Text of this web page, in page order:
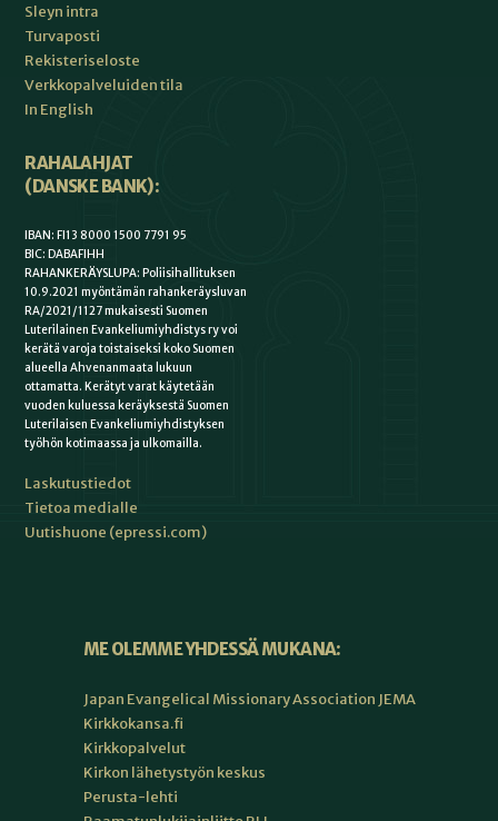
Sleyn intra
Turvaposti
Rekisteriseloste
Verkkopalveluiden tila
In English
RAHALAHJAT
(DANSKE BANK):
IBAN: FI13 8000 1500 7791 95
BIC: DABAFIHH
RAHANKERÄYSLUPA: Poliisihallituksen
10.9.2021 myöntämän rahankeräysluvan
RA/2021/1127 mukaisesti Suomen
Luterilainen Evankeliumiyhdistys ry voi
kerätä varoja toistaiseksi koko Suomen
alueella Ahvenanmaata lukuun
ottamatta. Kerätyt varat käytetään
vuoden kuluessa keräyksestä Suomen
Luterilaisen Evankeliumiyhdistyksen
työhön kotimaassa ja ulkomailla.
Laskutustiedot
Tietoa medialle
Uutishuone (epressi.com)
ME OLEMME YHDESSÄ MUKANA:
Japan Evangelical Missionary Association JEMA
Kirkkokansa.fi
Kirkkopalvelut
Kirkon lähetystyön keskus
Perusta-lehti